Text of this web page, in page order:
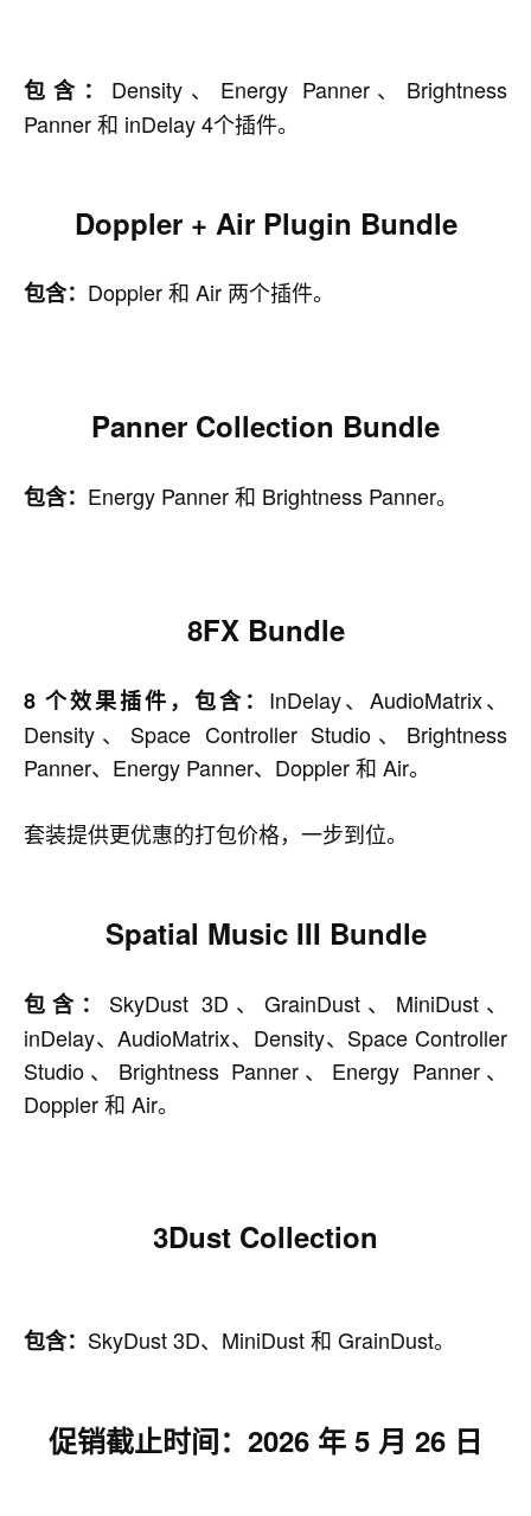
包含： Density、Energy Panner、Brightness
Panner 和 inDelay 4个插件。
Doppler + Air Plugin Bundle
包含： Doppler 和 Air 两个插件。
Panner Collection Bundle
包含： Energy Panner 和 Brightness Panner。
8FX Bundle
8 个效果插件，包含： InDelay、AudioMatrix、
Density、Space Controller Studio、Brightness
Panner、Energy Panner、Doppler 和 Air。
套装提供更优惠的打包价格，一步到位。
Spatial Music III Bundle
包含： SkyDust 3D、GrainDust、MiniDust、
inDelay、AudioMatrix、Density、Space Controller
Studio、Brightness Panner、Energy Panner、
Doppler 和 Air。
3Dust Collection
包含： SkyDust 3D、MiniDust 和 GrainDust。
促销截止时间：2026 年 5 月 26 日